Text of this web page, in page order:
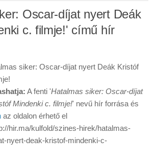
Oscar-díjat nyert Deák
c. filmje!' című hír
siker: Oscar-díjat nyert Deák Kristóf
A fenti 'Hatalmas siker: Oscar-díjat
Mindenki c. filmje!' nevű hír forrása és
az oldalon érhető el
hir.ma/kulfold/szines-hirek/hatalmas-
nyert-deak-kristof-mindenki-c-